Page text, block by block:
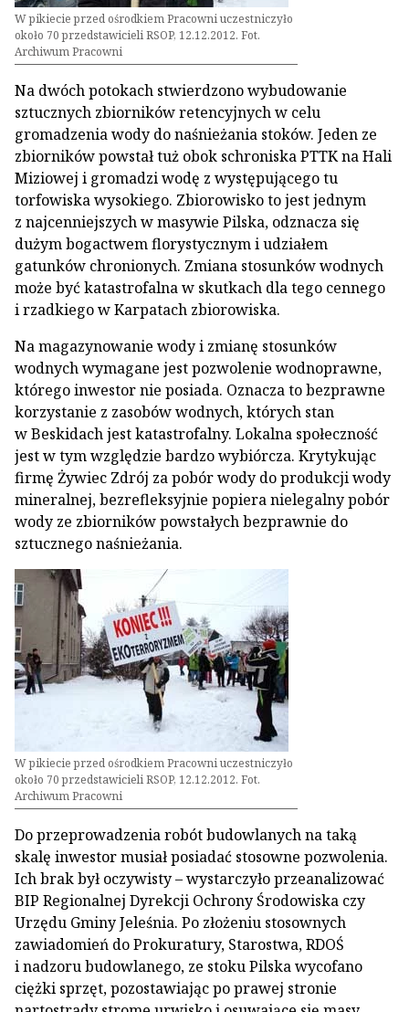
W pikiecie przed ośrodkiem Pracowni uczestniczyło
około 70 przedstawicieli RSOP, 12.12.2012. Fot.
Archiwum Pracowni
Na dwóch potokach stwierdzono wybudowanie
sztucznych zbiorników retencyjnych w celu
gromadzenia wody do naśnieżania stoków. Jeden ze
zbiorników powstał tuż obok schroniska PTTK na Hali
Miziowej i gromadzi wodę z występującego tu
torfowiska wysokiego. Zbiorowisko to jest jednym
z najcenniejszych w masywie Pilska, odznacza się
dużym bogactwem florystycznym i udziałem
gatunków chronionych. Zmiana stosunków wodnych
może być katastrofalna w skutkach dla tego cennego
i rzadkiego w Karpatach zbiorowiska.
Na magazynowanie wody i zmianę stosunków
wodnych wymagane jest pozwolenie wodnoprawne,
którego inwestor nie posiada. Oznacza to bezprawne
korzystanie z zasobów wodnych, których stan
w Beskidach jest katastrofalny. Lokalna społeczność
jest w tym względzie bardzo wybiórcza. Krytykując
firmę Żywiec Zdrój za pobór wody do produkcji wody
mineralnej, bezrefleksyjnie popiera nielegalny pobór
wody ze zbiorników powstałych bezprawnie do
sztucznego naśnieżania.
W pikiecie przed ośrodkiem Pracowni uczestniczyło
około 70 przedstawicieli RSOP, 12.12.2012. Fot.
Archiwum Pracowni
Do przeprowadzenia robót budowlanych na taką
skalę inwestor musiał posiadać stosowne pozwolenia.
Ich brak był oczywisty – wystarczyło przeanalizować
BIP Regionalnej Dyrekcji Ochrony Środowiska czy
Urzędu Gminy Jeleśnia. Po złożeniu stosownych
zawiadomień do Prokuratury, Starostwa, RDOŚ
i nadzoru budowlanego, ze stoku Pilska wycofano
ciężki sprzęt, pozostawiając po prawej stronie